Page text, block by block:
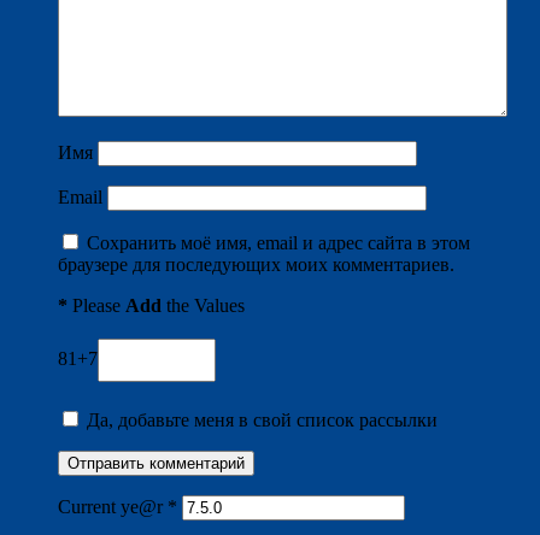
Имя
Email
Сохранить моё имя, email и адрес сайта в этом
браузере для последующих моих комментариев.
* Please Add the Values
81+7
Да, добавьте меня в свой список рассылки
Current ye@r *